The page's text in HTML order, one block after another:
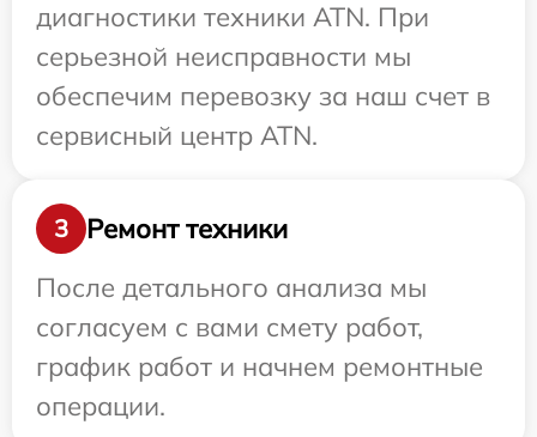
диагностики техники ATN. При
серьезной неисправности мы
обеспечим перевозку за наш счет в
сервисный центр ATN.
3
Ремонт техники
После детального анализа мы
согласуем с вами смету работ,
график работ и начнем ремонтные
операции.